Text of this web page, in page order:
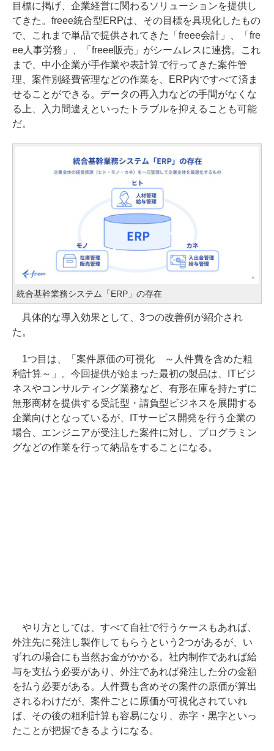
目標に掲げ、企業経営に関わるソリューションを提供し
てきた。freee統合型ERPは、その目標を具現化したもの
で、これまで単品で提供されてきた「freee会計」、「fre
ee人事労務」、「freee販売」がシームレスに連携。これ
まで、中小企業が手作業や表計算で行ってきた案件管
理、案件別経費管理などの作業を、ERP内ですべて済ま
せることができる。データの再入力などの手間がなくな
る上、入力間違えといったトラブルを抑えることも可能
だ。
統合基幹業務システム「ERP」の存在
具体的な導入効果として、3つの改善例が紹介され
た。
1つ目は、「案件原価の可視化 ～人件費を含めた粗
利計算～」。今回提供が始まった最初の製品は、ITビジ
ネスやコンサルティング業務など、有形在庫を持たずに
無形商材を提供する受託型・請負型ビジネスを展開する
企業向けとなっているが、ITサービス開発を行う企業の
場合、エンジニアが受注した案件に対し、プログラミン
グなどの作業を行って納品をすることになる。
やり方としては、すべて自社で行うケースもあれば、
外注先に発注し製作してもらうという2つがあるが、い
ずれの場合にも当然お金がかかる。社内制作であれば給
与を支払う必要があり、外注であれば発注した分の金額
を払う必要がある。人件費も含めその案件の原価が算出
されるわけだが、案件ごとに原価が可視化されていれ
ば、その後の粗利計算も容易になり、赤字・黒字といっ
たことが把握できるようになる。